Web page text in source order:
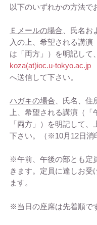
以下のいずれかの方法で
Ｅメールの場合 、氏名
入の上、希望される講演
は「両方」）を明記して、
koza(at)ioc.u-tokyo.ac.jp
へ送信して下さい。
ハガキの場合 、氏名、
上、希望される講演（
「両方」）を明記して
下さい。（※10月12日消
※午前、午後の部とも定
きます。定員に達しお受
ます。
※当日の座席は先着順で